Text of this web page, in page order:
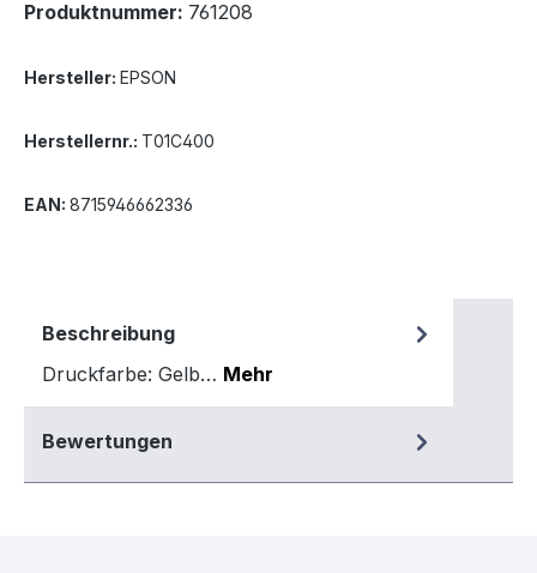
Produktnummer: 761208
Hersteller: EPSON
Herstellernr.: T01C400
EAN: 8715946662336
Beschreibung
Druckfarbe: Gelb… Mehr
Bewertungen